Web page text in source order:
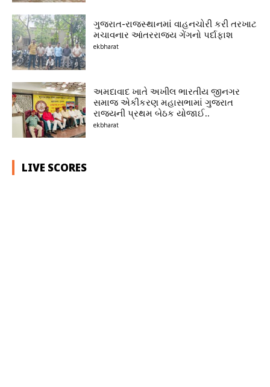
ગુજરાત-રાજસ્થાનમાં વાહનચોરી કરી તરખાટ
મચાવનાર આંતરરાજ્ય ગેંગનો પર્દાફાશ
ekbharat
અમદાવાદ ખાતે અખીલ ભારતીય જીનગર
સમાજ એકીકરણ મહાસભામાં ગુજરાત
રાજ્યની પ્રથમ બેઠક યોજાઈ..
ekbharat
LIVE SCORES